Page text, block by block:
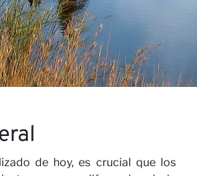
de hoy, es crucial que los
A NUESTRO